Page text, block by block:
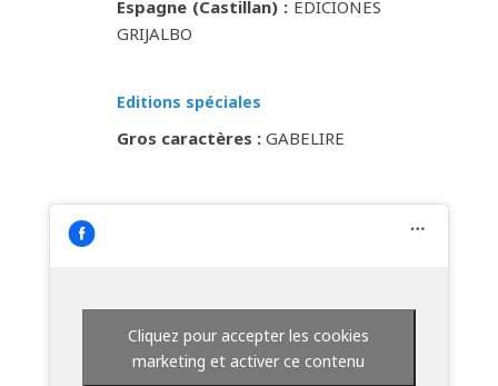
Espagne (Castillan) : EDICIONES
GRIJALBO
Editions spéciales
Gros caractères :GABELIRE
Cliquez pour accepter les cookies
marketing et activer ce contenu